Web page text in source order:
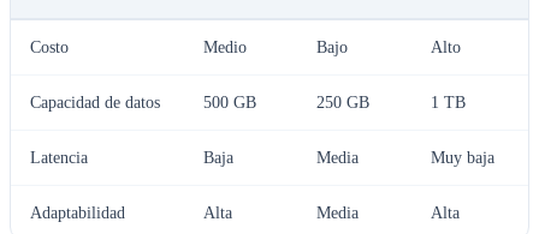
Costo Medio Bajo Alto
Capacidad de datos 500 GB 250 GB 1 TB
Latencia Baja Media Muy baja
Adaptabilidad Alta Media Alta